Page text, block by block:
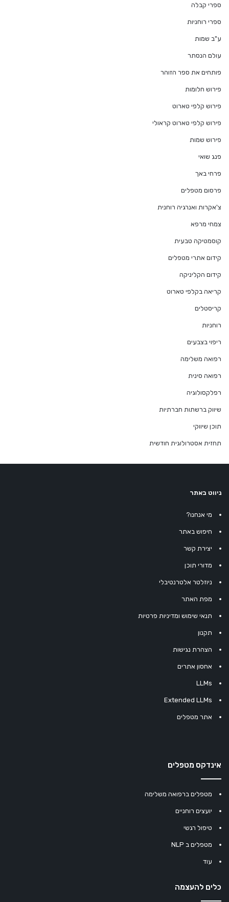
ספרי קבלה
ספרי רוחניות
ע"ב שמות
עולם הנסתר
פותחים את ספר הזוהר
פירוש חלומות
פירוש קלפי טארוט
פירוש קלפי טארוט קראולי
פירוש שמות
פנג שואי
פרחי באך
פרסום מטפלים
צ'אקרות ואנרגיה רוחנית
צמחי מרפא
קוסמטיקה טבעית
קידום אתרי מטפלים
קידום הקליניקה
קריאה בקלפי טארוט
קריסטלים
רוחניות
ריפוי בצבעים
רפואה משלימה
רפואה סינית
רפלקסולוגיה
שיווק ברשתות חברתיות
תוכן שיווקי
תחזית אסטרולוגית חודשית
ניווט באתר
מי אנחנו?
חיפוש באתר
יצירת קשר
מדורי תוכן
ניוזלטר אלטרנטיבלי
מפת האתר
תנאי שימוש ומדיניות פרטיות
תקנון
הצהרת נגישות
אחסון אתרים
LLMs
Extended LLMs
אתר מטפלים
אינדקס מטפלים
מטפלים ברפואה משלימה
יועצים רוחניים
טיפול רגשי
מטפלים ב NLP
עוד
כלים להעצמה